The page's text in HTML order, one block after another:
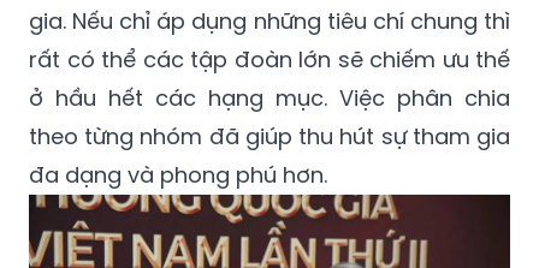
gia. Nếu chỉ áp dụng những tiêu chí chung thì
rất có thể các tập đoàn lớn sẽ chiếm ưu thế
ở hầu hết các hạng mục. Việc phân chia
theo từng nhóm đã giúp thu hút sự tham gia
đa dạng và phong phú hơn.